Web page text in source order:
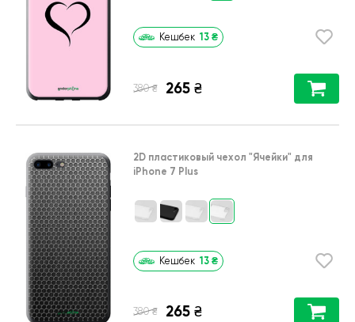
Кешбек 13 ₴
380 ₴ 265 ₴
2D пластиковый чехол "Ячейки" для
iPhone 7 Plus
Кешбек 13 ₴
380 ₴ 265 ₴